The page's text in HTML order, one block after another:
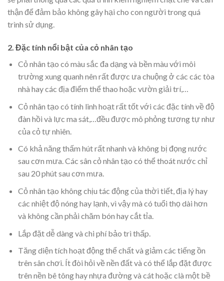
thận để đảm bảo không gây hại cho con người trong quá
trình sử dụng.
2. Đặc tính nổi bật của cỏ nhân tạo
Cỏ nhân tạo có màu sắc đa dạng và bền màu với môi
trường xung quanh nên rất được ưa chuộng ở các các tòa
nhà hay các địa điểm thể thao hoặc vườn giải trí,…
Cỏ nhân tạo có tính linh hoạt rất tốt với các đặc tính về độ
đàn hồi và lực ma sát,…đều được mô phỏng tương tự như
của cỏ tự nhiên.
Có khả năng thấm hút rất nhanh và không bị đọng nước
sau cơn mưa. Các sân cỏ nhân tạo có thể thoát nước chỉ
sau 20 phút sau cơn mưa.
Cỏ nhân tạo không chịu tác động của thời tiết, địa lý hay
các nhiệt độ nóng hay lạnh, vì vậy mà có tuổi thọ dài hơn
và không cần phải chăm bón hay cắt tỉa.
Lắp đặt dễ dàng và chi phí bảo trì thấp.
Tăng diện tích hoạt động thể chất và giảm các tiếng ồn
trên sân chơi. Ít đòi hỏi về nền đất và có thể lắp đặt được
trên nền bê tông hay nhựa đường và cát hoặc clà một bề